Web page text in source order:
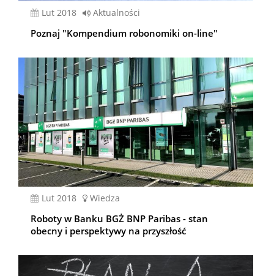
lut 2018 Aktualności
Poznaj "Kompendium robonomiki on-line"
lut 2018 Wiedza
Roboty w Banku BGŻ BNP Paribas - stan
obecny i perspektywy na przyszłość